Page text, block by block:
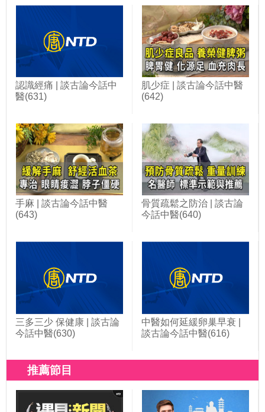
認識經痛 | 談古論今話中
醫(631)
肌少症 | 談古論今話中醫
(642)
手麻 | 談古論今話中醫
(643)
骨質疏鬆之防治 | 談古論
今話中醫(640)
三多三少 保健康 | 談古論
今話中醫(630)
中醫如何延緩卵巢早衰 |
談古論今話中醫(616)
推薦節目